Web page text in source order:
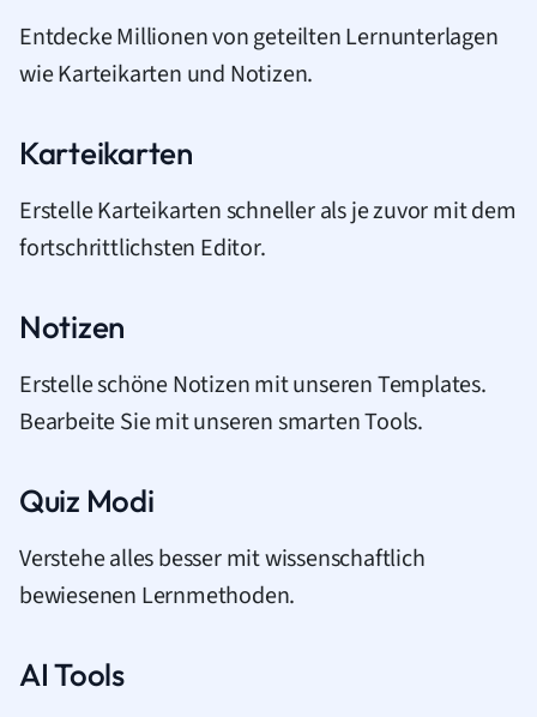
Entdecke Millionen von geteilten Lernunterlagen
wie Karteikarten und Notizen.
Karteikarten
Erstelle Karteikarten schneller als je zuvor mit dem
fortschrittlichsten Editor.
Notizen
Erstelle schöne Notizen mit unseren Templates.
Bearbeite Sie mit unseren smarten Tools.
Quiz Modi
Verstehe alles besser mit wissenschaftlich
bewiesenen Lernmethoden.
AI Tools